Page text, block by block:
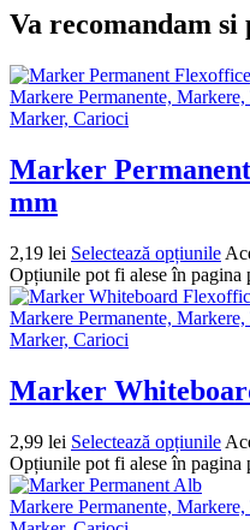
Va recomandam si
Markere Permanente,
Marker, Carioci
Marker
mm
2,19 lei Selectează opțiunile
Opțiunile pot fi alese în pagina
Markere Permanente,
Marker, Carioci
Marker
2,99 lei Selectează opțiunile
Opțiunile pot fi alese în pagina
Markere Permanente,